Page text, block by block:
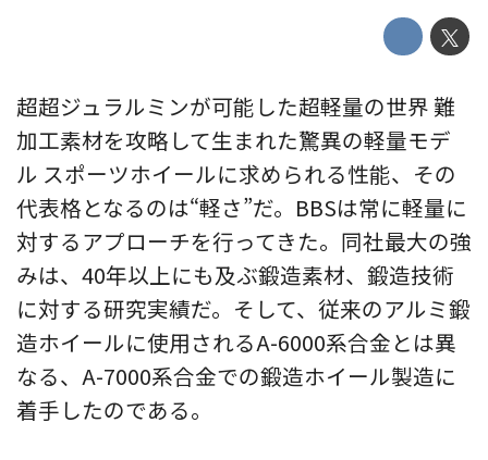
超超ジュラルミンが可能した超軽量の世界 難
加工素材を攻略して生まれた驚異の軽量モデ
ル スポーツホイールに求められる性能、その
代表格となるのは“軽さ”だ。BBSは常に軽量に
対するアプローチを行ってきた。同社最大の強
みは、40年以上にも及ぶ鍛造素材、鍛造技術
に対する研究実績だ。そして、従来のアルミ鍛
造ホイールに使用されるA-6000系合金とは異
なる、A-7000系合金での鍛造ホイール製造に
着手したのである。